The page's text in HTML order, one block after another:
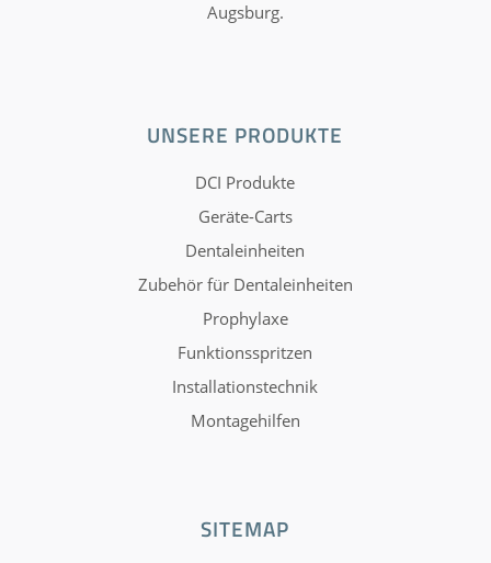
Augsburg.
UNSERE PRODUKTE
DCI Produkte
Geräte-Carts
Dentaleinheiten
Zubehör für Dentaleinheiten
Prophylaxe
Funktionsspritzen
Installationstechnik
Montagehilfen
SITEMAP